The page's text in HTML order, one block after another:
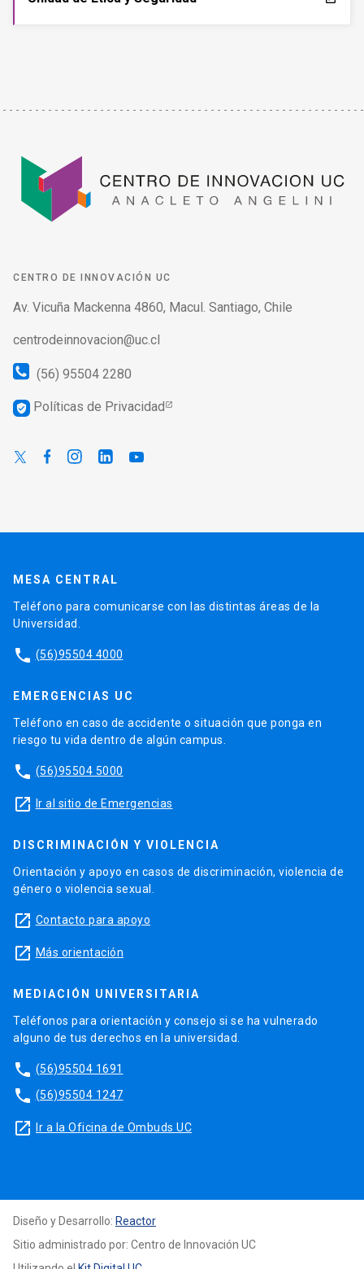
CENTRO DE INNOVACIÓN UC
Av. Vicuña Mackenna 4860, Macul. Santiago, Chile
centrodeinnovacion@uc.cl
(56) 95504 2280
verified_user Políticas de Privacidad
MESA CENTRAL
Teléfono para comunicarse con las distintas áreas de la
Universidad.
phone (56)95504 4000
EMERGENCIAS UC
Teléfono en caso de accidente o situación que ponga en
riesgo tu vida dentro de algún campus.
phone (56)95504 5000
launch Ir al sitio de Emergencias
DISCRIMINACIÓN Y VIOLENCIA
Orientación y apoyo en casos de discriminación, violencia de
género o violencia sexual.
launch Contacto para apoyo
launch Más orientación
MEDIACIÓN UNIVERSITARIA
Teléfonos para orientación y consejo si se ha vulnerado
alguno de tus derechos en la universidad.
phone (56)95504 1691
phone (56)95504 1247
launch Ir a la Oficina de Ombuds UC
Diseño y Desarrollo: Reactor
Sitio administrado por: Centro de Innovación UC